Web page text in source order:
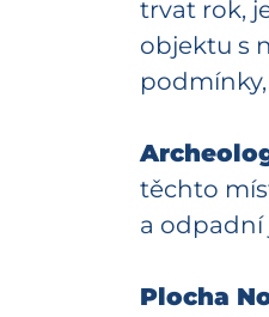
trvat rok,
objektu s
těchto
a odpadní
Plocha